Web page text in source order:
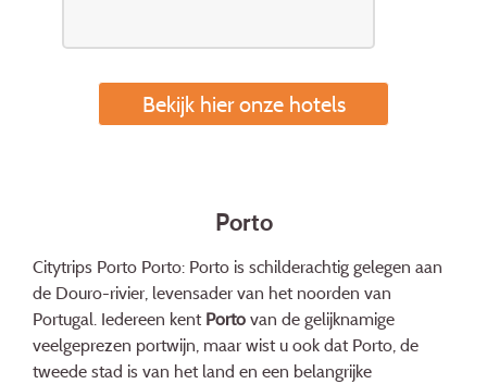
Bekijk hier onze hotels
Porto
Citytrips Porto Porto: Porto is schilderachtig gelegen aan
de Douro-rivier, levensader van het noorden van
Portugal. Iedereen kent Porto van de gelijknamige
veelgeprezen portwijn, maar wist u ook dat Porto, de
tweede stad is van het land en een belangrijke